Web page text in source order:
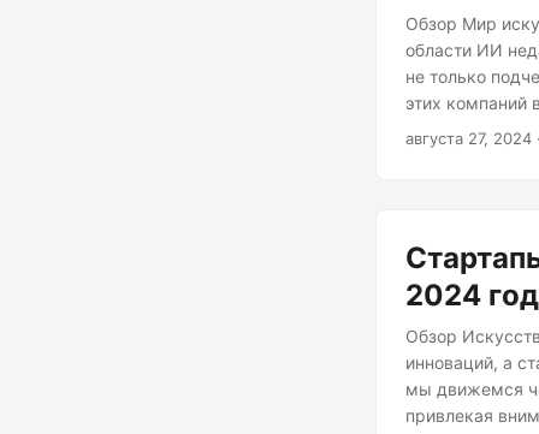
Обзор Мир
области ИИ
не только
этих компаний
из самых
августа 27, 2024
2024
Обзор
инноваций, а
мы движемся
привлекая